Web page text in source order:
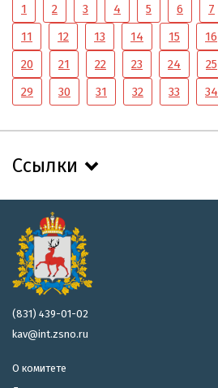
1 2 3 4 5 6 7
11
12 13 14 15 16
20
21 22 23 24 25
29
30 31 32 33 34
Ссылки
(831) 439-01-02
kav@int.zsno.ru
О комитете